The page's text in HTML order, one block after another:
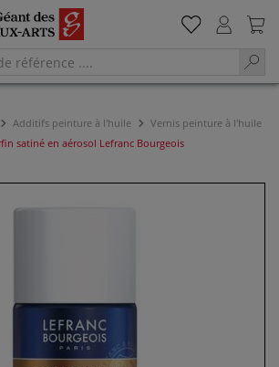
Additifs peinture à l'huile
Vernis peinture à l'huile
satiné en aérosol Lefranc Bourgeois